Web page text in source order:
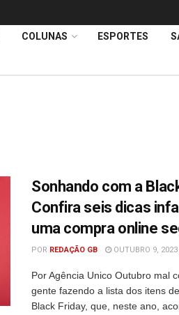
COLUNAS ESPORTES
Sonhando com a
Confira seis dicas
uma compra online
POR REDAÇÃO GB OUTUBRO 9, 2023
Por Agência Unico Outubro mal
gente fazendo a lista dos itens
Black Friday, que, neste ano,